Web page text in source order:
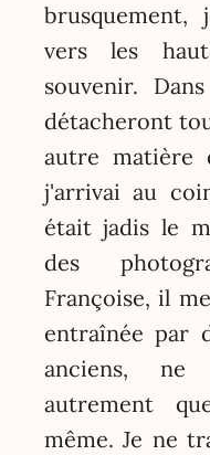
brusquement,
vers les
souvenir.
détacheront
autre matière
j'arrivai au
était jadis le
des
Françoise, il
entraînée par
anciens,
autrement
même. Je ne